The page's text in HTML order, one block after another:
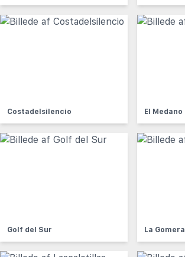
Costadelsilencio El Medano
Golf del Sur La Gomera